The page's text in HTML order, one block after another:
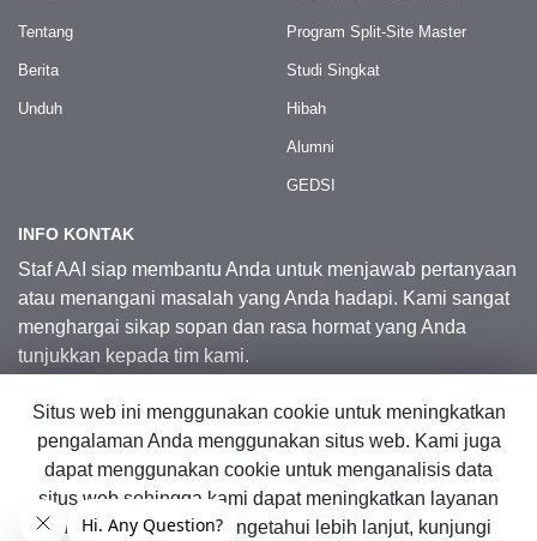
Tentang
Berita
Unduh
Program Split-Site Master
Studi Singkat
Hibah
Alumni
GEDSI
INFO KONTAK
Staf AAI siap membantu Anda untuk menjawab pertanyaan
atau menangani masalah yang Anda hadapi. Kami sangat
menghargai sikap sopan dan rasa hormat yang Anda
tunjukkan kepada tim kami.
Kontak Kami
© 2026 Australia Awards in Indonesia.
Situs web ini menggunakan cookie untuk meningkatkan
pengalaman Anda menggunakan situs web. Kami juga
dapat menggunakan cookie untuk menganalisis data
situs web sehingga kami dapat meningkatkan layanan
online kami. Untuk mengetahui lebih lanjut, kunjungi